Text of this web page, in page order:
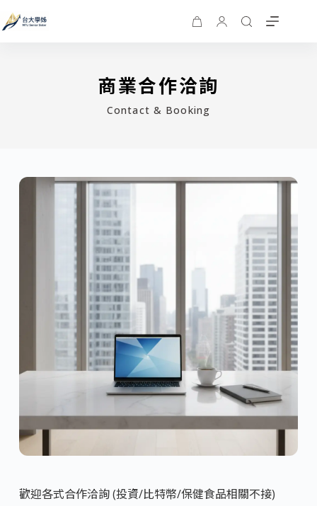
商業合作洽詢
Contact & Booking
歡迎各式合作洽詢 (投資/比特幣/保健食品相關不接)